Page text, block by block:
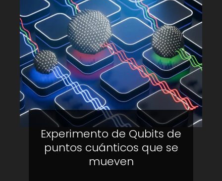
Experimento de Qubits de
puntos cuánticos que se
mueven